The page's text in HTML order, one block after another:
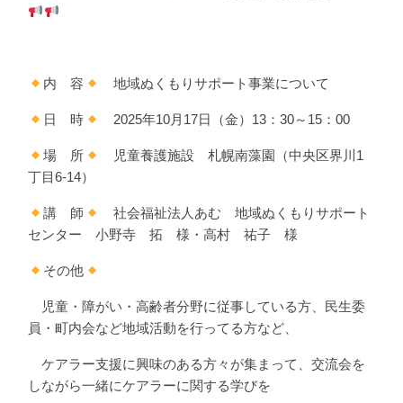
️内 容 地域ぬくもりサポート事業について
日 時 2025年10月17日（金）13：30～15：00
場 所
児童養護施設 札幌南藻園（中央区界川1
丁目6-14）
講 師
社会福祉法人あむ 地域ぬくもりサポート
センター 小野寺 拓 様・高村 祐子 様
その他
児童・障がい・高齢者分野に従事している方、民生委
員・町内会など地域活動を行ってる方など、
ケアラー支援に興味のある方々が集まって、交流会を
しながら一緒にケアラーに関する学びを